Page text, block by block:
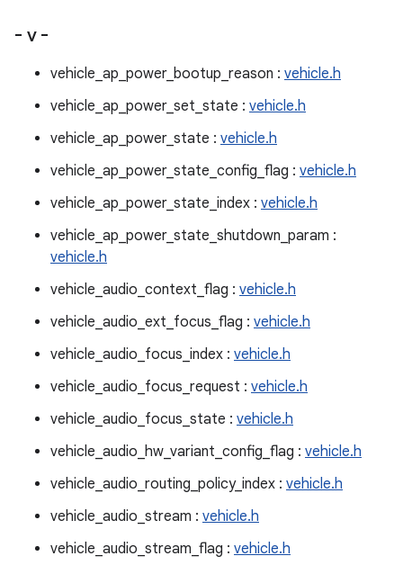
- v -
vehicle_ap_power_bootup_reason : vehicle.h
vehicle_ap_power_set_state : vehicle.h
vehicle_ap_power_state : vehicle.h
vehicle_ap_power_state_config_flag : vehicle.h
vehicle_ap_power_state_index : vehicle.h
vehicle_ap_power_state_shutdown_param :
vehicle.h
vehicle_audio_context_flag : vehicle.h
vehicle_audio_ext_focus_flag : vehicle.h
vehicle_audio_focus_index : vehicle.h
vehicle_audio_focus_request : vehicle.h
vehicle_audio_focus_state : vehicle.h
vehicle_audio_hw_variant_config_flag : vehicle.h
vehicle_audio_routing_policy_index : vehicle.h
vehicle_audio_stream : vehicle.h
vehicle_audio_stream_flag : vehicle.h